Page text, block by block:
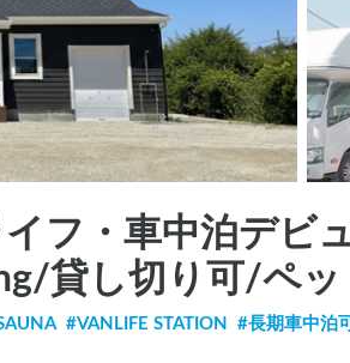
フ・車中泊デビ
貸し切り可/ペッ
#VANLIFE STATION #長期車中泊